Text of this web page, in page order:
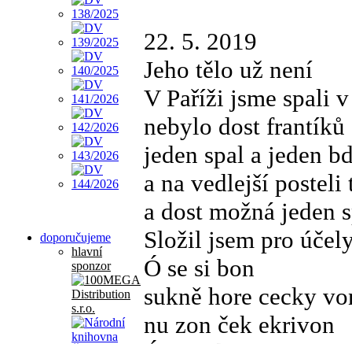
doporučujeme
hlavní
sponzor
22. 5. 2019
Jeho tělo už není
V Paříži jsme spali
nebylo dost frantíků
jeden spal a jeden
a na vedlejší posteli
a dost možná jeden
Složil jsem pro
Ó se si bon
sukně hore cecky
nu zon ček ekrivon